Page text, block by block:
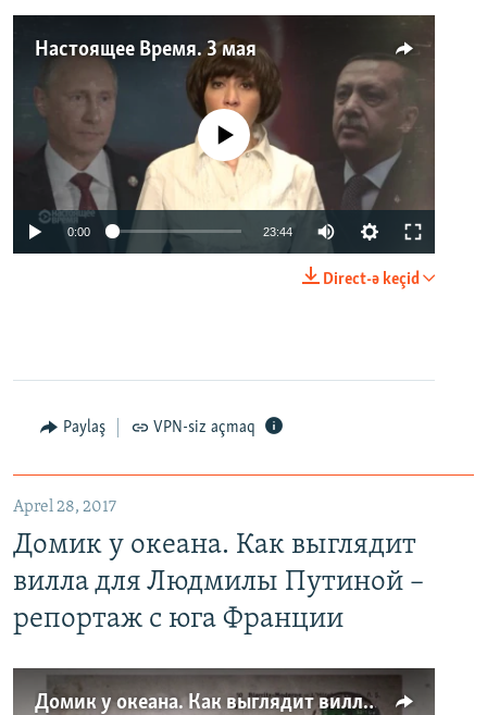
Настоящее Время. 3 мая
No media source currently available
0:00 23:44
Direct-ə keçid
Paylaş VPN-siz açmaq
Aprel 28, 2017
Домик у океана. Как выглядит
вилла для Людмилы Путиной –
репортаж с юга Франции
Домик у океана. Как выглядит вилла для Людмилы Путиной – репортаж с юга Франции